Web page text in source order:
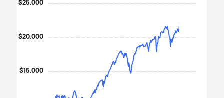
$15.000
$20.000
$25.000